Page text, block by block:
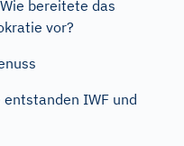
bereitete das
vor?
IWF und